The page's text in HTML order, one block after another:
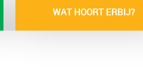
WAT HOORT ERBIJ?